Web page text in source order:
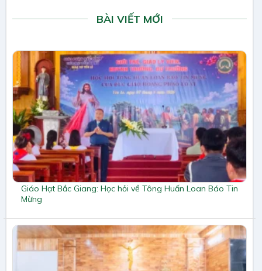
BÀI VIẾT MỚI
Giáo Hạt Bắc Giang: Học hỏi về Tông Huấn Loan Báo Tin
Mừng